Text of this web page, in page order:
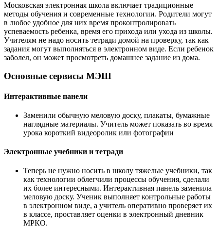
Московская электронная школа включает традиционные
методы обучения и современные технологии. Родители могут
в любое удобное для них время проконтролировать
успеваемость ребенка, время его прихода или ухода из школы.
Учителям не надо носить тетради домой на проверку, так как
задания могут выполняться в электронном виде. Если ребенок
заболел, он может просмотреть домашнее задание из дома.
Основные сервисы МЭШ
Интерактивные панели
Заменили обычную меловую доску, плакаты, бумажные
наглядные материалы. Учитель может показать во время
урока короткий видеоролик или фотографии
Электронные учебники и тетради
Теперь не нужно носить в школу тяжелые учебники, так
как технологии облегчили процессы обучения, сделали
их более интересными. Интерактивная панель заменила
меловую доску. Ученик выполняет контрольные работы
в электронном виде, а учитель оперативно проверяет их
в классе, проставляет оценки в электронный дневник
МРКО.